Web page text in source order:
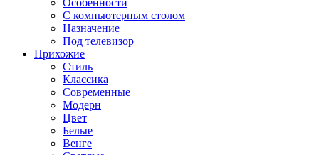
Особенности
С компьютерным столом
Назначение
Под телевизор
Прихожие
Стиль
Классика
Современные
Модерн
Цвет
Белые
Венге